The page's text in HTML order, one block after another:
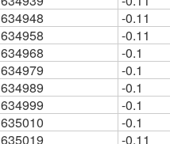
634948
-0.11
634958
-0.11
634968
-0.1
634979
-0.1
634989
-0.1
634999
-0.1
635010
-0.1
635019
-0.11